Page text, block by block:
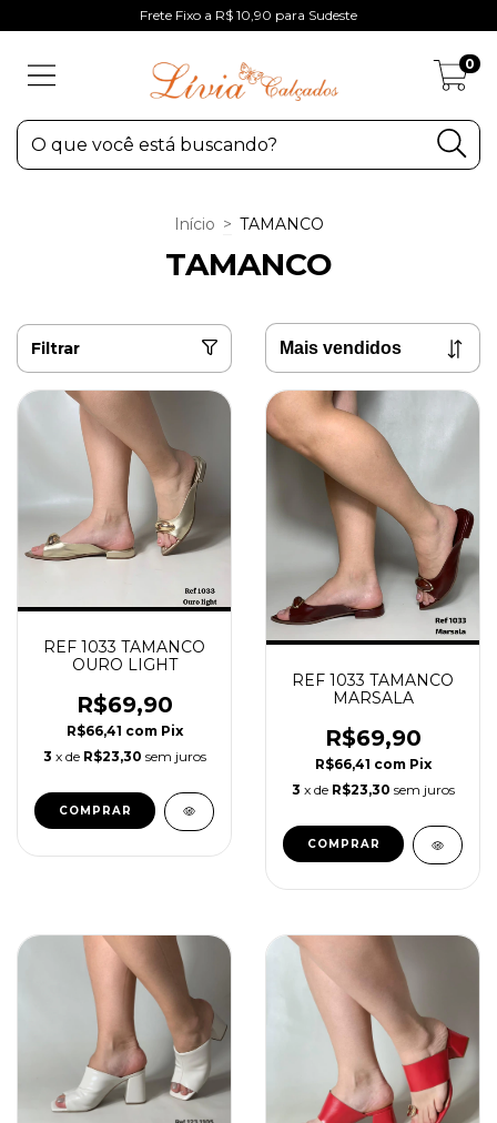
Frete Fixo a R$ 10,90 para Sudeste
0
Início > TAMANCO
TAMANCO
Filtrar
REF 1033 TAMANCO
OURO LIGHT
R$69,90
R$66,41 com Pix
3 x de R$23,30 sem juros
COMPRAR
REF 1033 TAMANCO
MARSALA
R$69,90
R$66,41 com Pix
3 x de R$23,30 sem juros
COMPRAR